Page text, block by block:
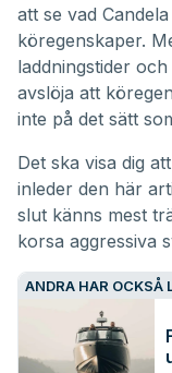
att se vad
köregenskaper.
laddningstider
avslöja att
inte på det sätt
Det ska visa dig
inleder den här
slut känns mest
korsa aggressiva
ANDRA HAR OCKSÅ